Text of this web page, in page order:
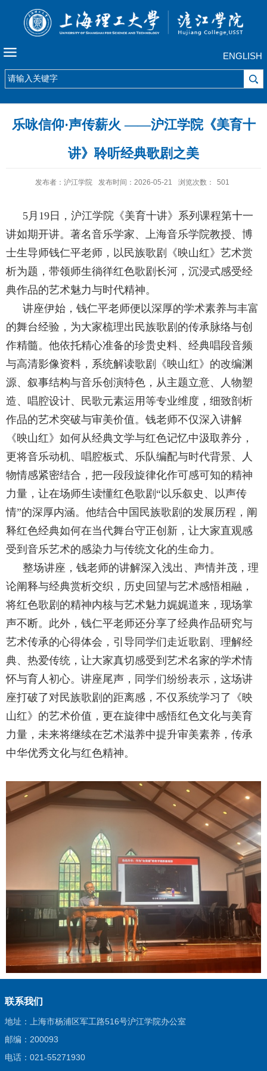
ENGLISH
乐咏信仰·声传薪火 ——沪江学院《美育十
讲》聆听经典歌剧之美
发布者：沪江学院 发布时间：2026-05-21 浏览次数： 501
5月 19 日，沪江学院《美育十讲》系列课程第十一
讲如期开讲。著名音乐学家、上海音乐学院教授、博
士生导师钱仁平老师，以民族歌剧《映山红》艺术赏
析为题，带领师生徜徉红色歌剧长河，沉浸式感受经
典作品的艺术魅力与时代精神。
讲座伊始，钱仁平老师便以深厚的学术素养与丰富
的舞台经验，为大家梳理出民族歌剧的传承脉络与创
作精髓。他依托精心准备的珍贵史料、经典唱段音频
与高清影像资料，系统解读歌剧《映山红》的改编渊
源、叙事结构与音乐创演特色，从主题立意、人物塑
造、唱腔设计、民歌元素运用等专业维度，细致剖析
作品的艺术突破与审美价值。钱老师不仅深入讲解
《映山红》如何从经典文学与红色记忆中汲取养分，
更将音乐动机、唱腔板式、乐队编配与时代背景、人
物情感紧密结合，把一段段旋律化作可感可知的精神
力量，让在场师生读懂红色歌剧“以乐叙史、以声传
情”的深厚内涵。他结合中国民族歌剧的发展历程，阐
释红色经典如何在当代舞台守正创新，让大家直观感
受到音乐艺术的感染力与传统文化的生命力。
整场讲座，钱老师的讲解深入浅出、声情并茂，理
论阐释与经典赏析交织，历史回望与艺术感悟相融，
将红色歌剧的精神内核与艺术魅力娓娓道来，现场掌
声不断。此外，钱仁平老师还分享了经典作品研究与
艺术传承的心得体会，引导同学们走近歌剧、理解经
典、热爱传统，让大家真切感受到艺术名家的学术情
怀与育人初心。讲座尾声，同学们纷纷表示，这场讲
座打破了对民族歌剧的距离感，不仅系统学习了《映
山红》的艺术价值，更在旋律中感悟红色文化与美育
力量，未来将继续在艺术滋养中提升审美素养，传承
中华优秀文化与红色精神。
联系我们
地址：上海市杨浦区军工路516号沪江学院办公室
邮编：200093
电话：021-55271930